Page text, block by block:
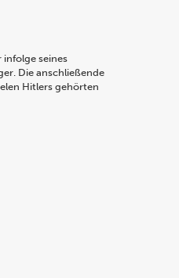
seines
Die anschließende
Hitlers gehörten